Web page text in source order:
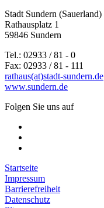
Stadt Sundern (Sauerland)
Rathausplatz 1
59846 Sundern
Tel.: 02933 / 81 - 0
Fax: 02933 / 81 - 111
rathaus(at)stadt-sundern.de
www.sundern.de
Folgen Sie uns auf
Startseite
Impressum
Barrierefreiheit
Datenschutz